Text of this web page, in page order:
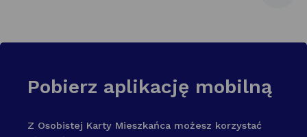
Pobierz aplikację mobilną
Z Osobistej Karty Mieszkańca możesz korzystać